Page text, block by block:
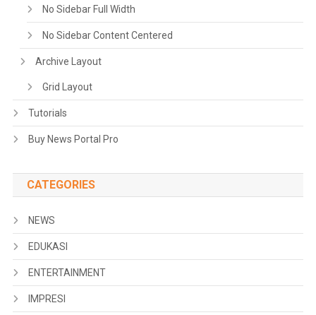
No Sidebar Full Width
No Sidebar Content Centered
Archive Layout
Grid Layout
Tutorials
Buy News Portal Pro
CATEGORIES
NEWS
EDUKASI
ENTERTAINMENT
IMPRESI